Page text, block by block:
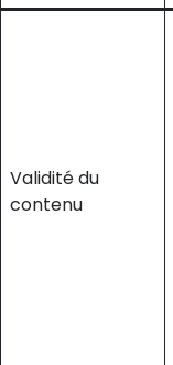
Validité du
contenu